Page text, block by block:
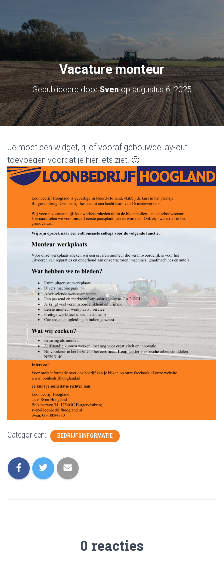
Vacature monteur
Gepubliceerd doorSvenopaugustus 6, 2025
Je moet een widget, rij of vooraf gebouwde lay-out
toevoegen voordat je hier iets ziet. 🙂
Categorieën: BEDRIJFSINFORMATIE
0 reacties